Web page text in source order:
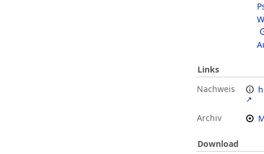
Links
Nachweis
Archiv
Download